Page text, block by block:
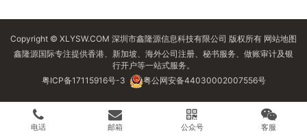
Copyright © XLYSW.COM 深圳市鑫隆源信息科技有限公司 版权所有 网站地图
鑫隆源国际专注提供香港、新加坡、海外公司注册、秘书服务、做账审计及银
行开户等一站式服务。
粤ICP备17115916号-3
粤公网安备44030002007556号
电话 邮箱 公众号 客服